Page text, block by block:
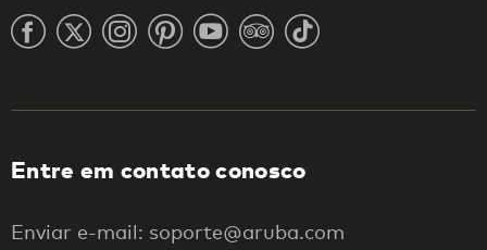
Entre em contato conosco
Enviar e-mail: soporte@aruba.com